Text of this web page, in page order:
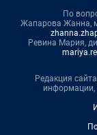
По
Жапарова Жанна,
Ревина Мария,
Редакция
информации,